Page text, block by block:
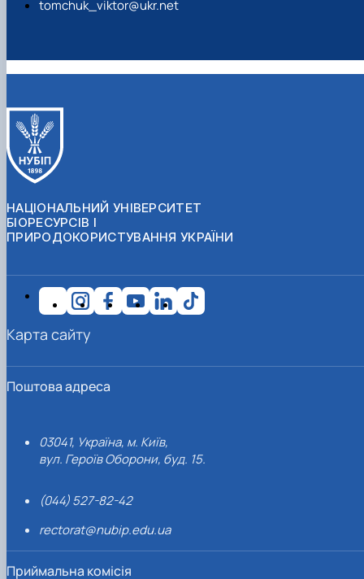
tomchuk_viktor@ukr.net
НАЦІОНАЛЬНИЙ УНІВЕРСИТЕТ
БІОРЕСУРСІВ І
ПРИРОДОКОРИСТУВАННЯ УКРАЇНИ
Поштова адреса
03041, Україна, м. Київ,
вул. Героїв Оборони, буд. 15.
(044) 527-82-42
rectorat@nubip.edu.ua
Приймальна комісія
Карта сайту